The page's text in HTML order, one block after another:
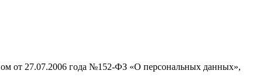
от 27.07.2006 года №152-ФЗ «О персональных данных»,